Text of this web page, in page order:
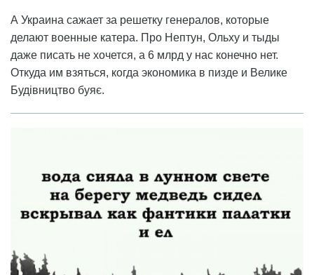
А Украина сажает за решетку генералов, которые
делают военные катера. Про Нептун, Ольху и тыды
даже писать не хочется, а 6 млрд у нас конечно нет.
Откуда им взяться, когда экономика в пизде и Велике
Будівництво буяє.